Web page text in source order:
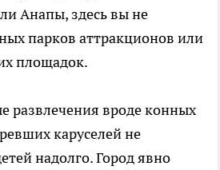
Анапы, здесь вы не
парков аттракционов или
площадок.
развлечения вроде конных
каруселей не
надолго. Город явно